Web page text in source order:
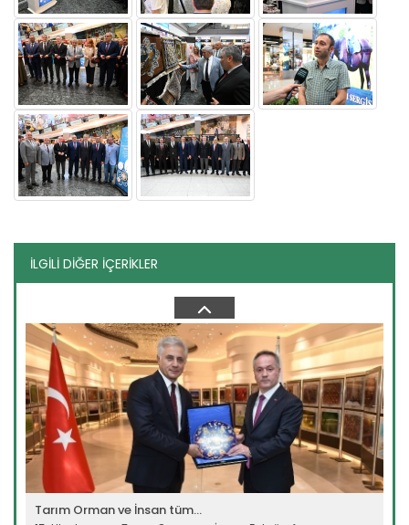
İLGİLİ DİĞER İÇERİKLER
Yeni filo 'yeşil vatan'...
Orman teşkilatının gücüne güç katacak yeni araçlar törenle
göreve...
Devamını Oku ->
Hayata dokunan protokole...
Tarım İşletmeleri Genel Müdürlüğü ile Ceza ve Tevkifevleri
Devamını Oku ->
Tarım Orman ve İnsan tüm...